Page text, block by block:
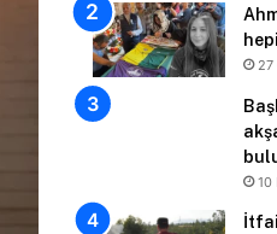
27
10